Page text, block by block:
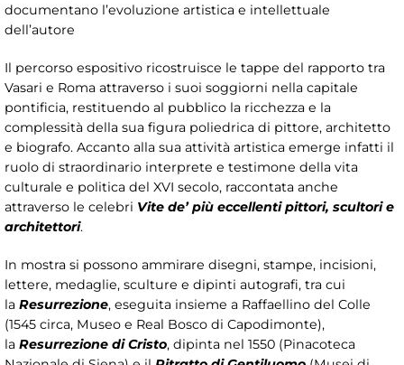
documentano l’evoluzione artistica e intellettuale
dell’autore
Il percorso espositivo ricostruisce le tappe del rapporto tra
Vasari e Roma attraverso i suoi soggiorni nella capitale
pontificia, restituendo al pubblico la ricchezza e la
complessità della sua figura poliedrica di pittore, architetto
e biografo. Accanto alla sua attività artistica emerge infatti il
ruolo di straordinario interprete e testimone della vita
culturale e politica del XVI secolo, raccontata anche
attraverso le celebri Vite de’ più eccellenti pittori, scultori e
architettori.
In mostra si possono ammirare disegni, stampe, incisioni,
lettere, medaglie, sculture e dipinti autografi, tra cui
la Resurrezione, eseguita insieme a Raffaellino del Colle
(1545 circa, Museo e Real Bosco di Capodimonte),
la Resurrezione di Cristo, dipinta nel 1550 (Pinacoteca